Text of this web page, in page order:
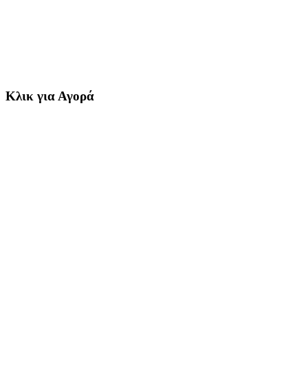
Κλικ για Αγορά